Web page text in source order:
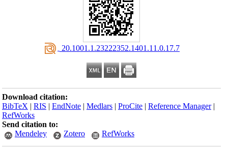
‎ 20.1001.1.23222352.1401.11.0.17.7
Download citation:
BibTeX |RIS |EndNote |Medlars |ProCite |Reference Manager
RefWorks
Send citation to:
Mendeley
Zotero RefWorks